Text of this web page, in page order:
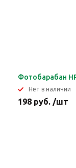
Фотобарабан
Нет в наличии
198 руб. /шт